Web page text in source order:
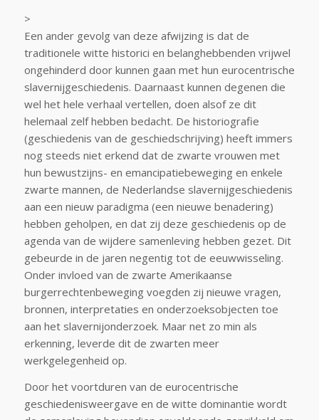
>
Een ander gevolg van deze afwijzing is dat de
traditionele witte historici en belanghebbenden vrijwel
ongehinderd door kunnen gaan met hun eurocentrische
slavernijgeschiedenis. Daarnaast kunnen degenen die
wel het hele verhaal vertellen, doen alsof ze dit
helemaal zelf hebben bedacht. De historiografie
(geschiedenis van de geschiedschrijving) heeft immers
nog steeds niet erkend dat de zwarte vrouwen met
hun bewustzijns- en emancipatiebeweging en enkele
zwarte mannen, de Nederlandse slavernijgeschiedenis
aan een nieuw paradigma (een nieuwe benadering)
hebben geholpen, en dat zij deze geschiedenis op de
agenda van de wijdere samenleving hebben gezet. Dit
gebeurde in de jaren negentig tot de eeuwwisseling.
Onder invloed van de zwarte Amerikaanse
burgerrechtenbeweging voegden zij nieuwe vragen,
bronnen, interpretaties en onderzoeksobjecten toe
aan het slavernijonderzoek. Maar net zo min als
erkenning, leverde dit de zwarten meer
werkgelegenheid op.
Door het voortduren van de eurocentrische
geschiedenisweergave en de witte dominantie wordt